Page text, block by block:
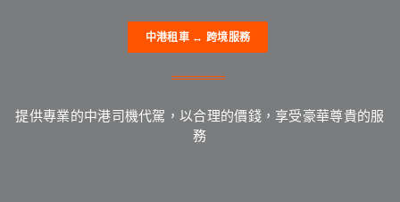
中港租車 ↔ 跨境服務
提供專業的中港司機代駕，以合理的價錢，享受豪華尊貴的服
務